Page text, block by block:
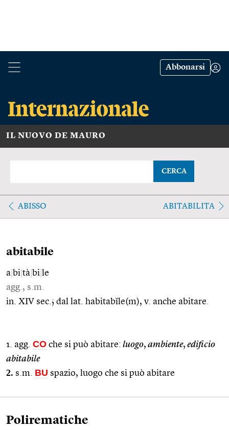
Abbonarsi
IL NUOVO DE MAURO
CERCA
ABISSO ABITABILITA
abitabile
a bi tà bi le
agg., s.m.
in. XIV sec.; dal lat. habitabĭle(m), v. anche abitare.
1. agg. CO che si può abitare: luogo, ambiente, edificio
abitabile
2. s.m. BU spazio, luogo che si può abitare
Polirematiche